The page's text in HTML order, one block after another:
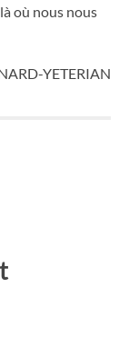
où nous nous
YETERIAN